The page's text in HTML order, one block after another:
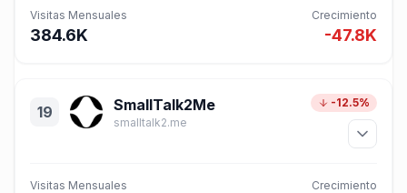
Visitas Mensuales
384.6K
Crecimiento
-47.8K
19 SmallTalk2Me
smalltalk2.me
-12.5%
Visitas Mensuales Crecimiento